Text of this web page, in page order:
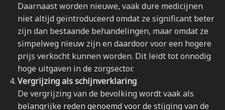
Daarnaast worden nieuwe, vaak dure medicijnen
niet altijd geïntroduceerd omdat ze significant beter
zijn dan bestaande behandelingen, maar omdat ze
simpelweg nieuw zijn en daardoor voor een hogere
prijs verkocht kunnen worden. Dit leidt tot onnodig
hoge uitgaven in de zorgsector.
Vergrijzing als schijnverklaring
De vergrijzing van de bevolking wordt vaak als
belangrijke reden genoemd voor de stijging van de